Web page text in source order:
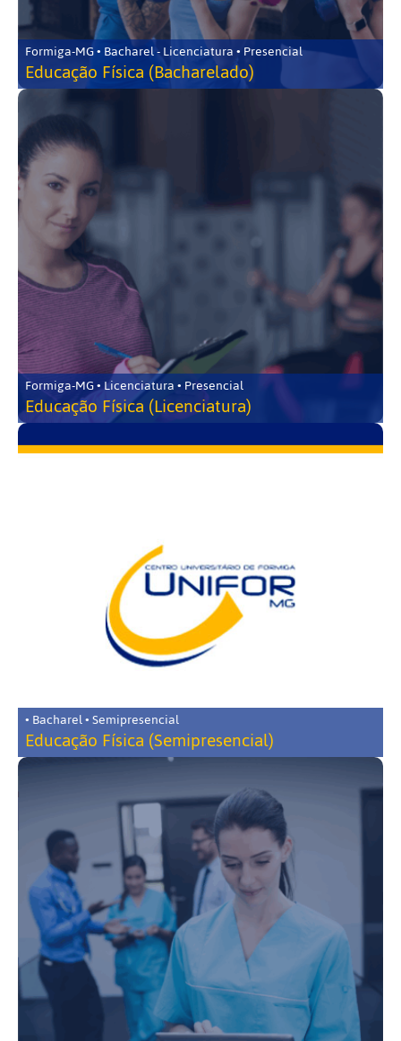
Formiga-MG • Bacharel - Licenciatura • Presencial
Educação Física (Bacharelado)
Formiga-MG • Licenciatura • Presencial
Educação Física (Licenciatura)
• Bacharel • Semipresencial
Educação Física (Semipresencial)